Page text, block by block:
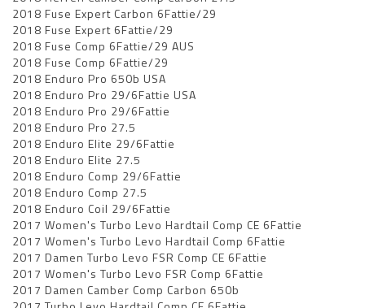
2018 Fuse Expert Carbon 6Fattie/29
2018 Fuse Expert 6Fattie/29
2018 Fuse Comp 6Fattie/29 AUS
2018 Fuse Comp 6Fattie/29
2018 Enduro Pro 650b USA
2018 Enduro Pro 29/6Fattie USA
2018 Enduro Pro 29/6Fattie
2018 Enduro Pro 27.5
2018 Enduro Elite 29/6Fattie
2018 Enduro Elite 27.5
2018 Enduro Comp 29/6Fattie
2018 Enduro Comp 27.5
2018 Enduro Coil 29/6Fattie
2017 Women's Turbo Levo Hardtail Comp CE 6Fattie
2017 Women's Turbo Levo Hardtail Comp 6Fattie
2017 Damen Turbo Levo FSR Comp CE 6Fattie
2017 Women's Turbo Levo FSR Comp 6Fattie
2017 Damen Camber Comp Carbon 650b